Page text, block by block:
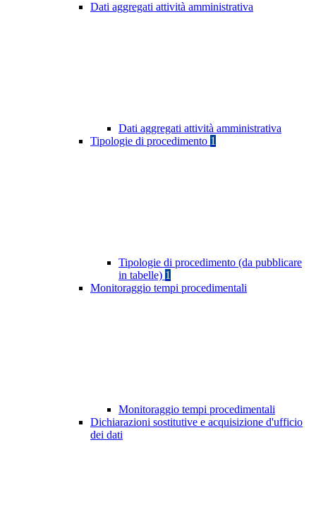
Dati aggregati attività amministrativa
Dati aggregati attività amministrativa
Tipologie di procedimento 1
Tipologie di procedimento (da pubblicare
in tabelle) 1
Monitoraggio tempi procedimentali
Monitoraggio tempi procedimentali
Dichiarazioni sostitutive e acquisizione d'ufficio
dei dati